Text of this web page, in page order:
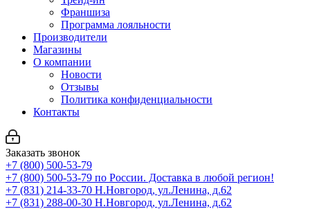
Франшиза
Программа лояльности
Производители
Магазины
О компании
Новости
Отзывы
Политика конфиденциальности
Контакты
Заказать звонок
+7 (800) 500-53-79
+7 (800) 500-53-79 по России. Доставка в любой регион!
+7 (831) 214-33-70 Н.Новгород, ул.Ленина, д.62
+7 (831) 288-00-30 Н.Новгород, ул.Ленина, д.62